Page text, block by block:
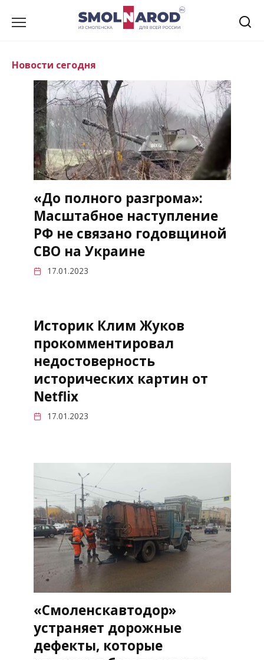
Новости сегодня
«До полного разгрома»:
Масштабное наступление
РФ не связано годовщиной
СВО на Украине
17.01.2023
Историк Клим Жуков
прокомментировал
недостоверность
исторических картин от
Netflix
17.01.2023
«Смоленскавтодор»
устраняет дорожные
дефекты, которые